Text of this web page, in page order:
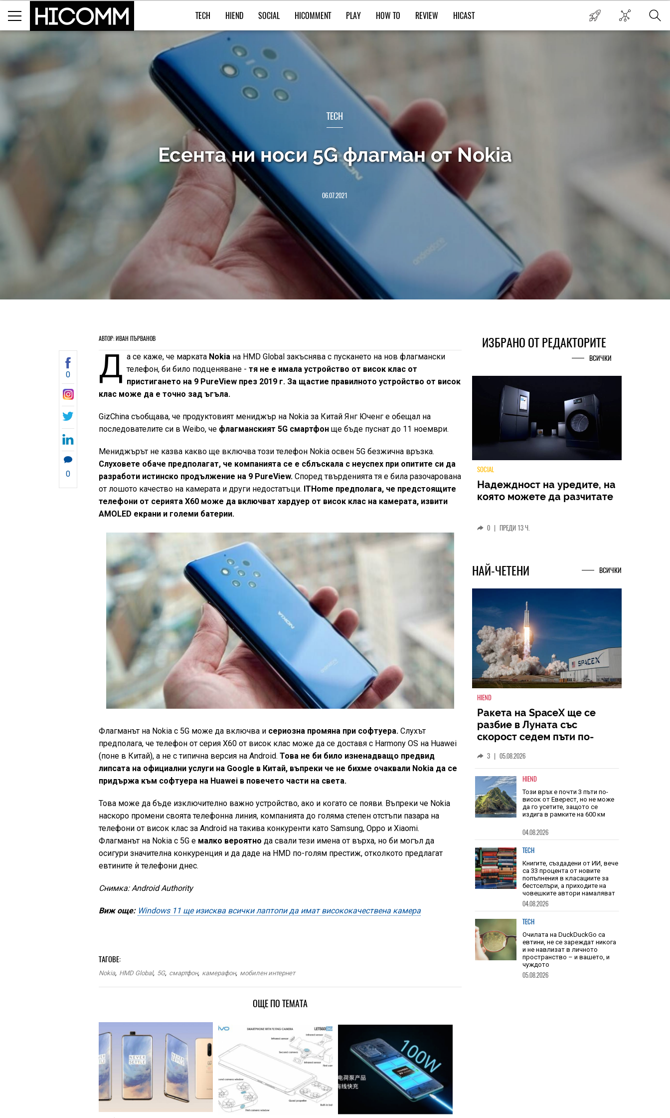
TECH HIEND SOCIAL HICOMMENT PLAY HOW TO REVIEW HICAST
TECH
Есента ни носи 5G флагман от Nokia
06.07.2021
АВТОР: ИВАН ПЪРВАНОВ
0
0
Д а се ​​каже, че марката Nokiaна HMD Global закъснява с пускането на нов флагмански
телефон, би било подценяване - тя не е имала устройство от висок клас от
пристигането на 9 PureView през 2019 г. За щастие правилното устройство от висок
клас може да е точно зад ъгъла.
GizChina съобщава, че продуктовият мениджър на Nokia за Китай Янг Юченг е обещал на
последователите си в Weibo, че флагманският 5G смартфон ще бъде пуснат до 11 ноември.
Мениджърът не казва какво ще включва този телефон Nokia освен 5G безжична връзка.
Слуховете обаче предполагат, че компанията се е сблъскала с неуспех при опитите си да
разработи истинско продължение на 9 PureView. Според твърденията тя е била разочарована
от лошото качество на камерата и други недостатъци. ITHome предполага, че предстоящите
телефони от серията X60 може да включват хардуер от висок клас на камерата, извити
AMOLED екрани и големи батерии.
Флагманът на Nokia с 5G може да включва и сериозна промяна при софтуера. Слухът
предполага, че телефон от серия X60 от висок клас може да се доставя с Harmony OS на Huawei
(поне в Китай), а не с типична версия на Android.Това не би било изненадващо предвид
липсата на официални услуги на Google в Китай, въпреки че не бихме очаквали Nokia да се
придържа към софтуера на Huawei в повечето части на света.
Това може да бъде изключително важно устройство, ако и когато се появи. Въпреки че Nokia
наскоро промени своята телефонна линия, компанията до голяма степен отстъпи пазара на
телефони от висок клас за Android на такива конкуренти като Samsung, Oppo и Xiaomi.
Флагманът на Nokia с 5G е малко вероятно да свали тези имена от върха, но би могъл да
осигури значителна конкуренция и да даде на HMD по-голям престиж, отколкото предлагат
евтините ѝ телефони днес.
Снимка: Android Authority
Виж още: Windows 11 ще изисква всички лаптопи да имат висококачествена камера
ТАГОВЕ:
Nokia, HMD Global, 5G, смартфон, камерафон, мобилен интернет
ОЩЕ ПО ТЕМАТА
ИЗБРАНО ОТ РЕДАКТОРИТЕ
ВСИЧКИ
TECH
Ultra – ново име, познато
НАЙ-ЧЕТЕНИ
HIEND
Ракета на SpaceX ще се
разбие в Луната със
голяма от скоростта на
звука
| 05.08.2026
HIEND
Този връх е почти 3 пъти по-
да го усетите, защото се
издига в рамките на 600 км
04.08.2026
TECH
Книгите, създадени от ИИ, вече
са 33 процента от новите
попълнения в класациите за
бестселъри, а приходите на
човешките автори намаляват
04.08.2026
TECH
Очилата на DuckDuckGo са
евтини, не се зареждат никога
и не навлизат в личното